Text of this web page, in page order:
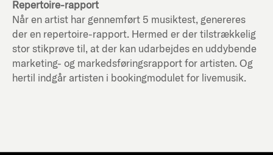
Repertoire-rapport
Når en artist har gennemført 5 musiktest, genereres
der en repertoire-rapport. Hermed er der tilstrækkelig
stor stikprøve til, at der kan udarbejdes en uddybende
marketing- og markedsføringsrapport for artisten. Og
hertil indgår artisten i bookingmodulet for livemusik.